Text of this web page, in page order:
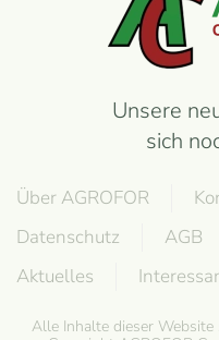
Unsere
sich
Über AGROFOR
Datenschutz
AGB
Aktuelles
Alle Inhalte dieser